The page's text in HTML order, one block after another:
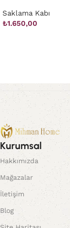
Saklama Kabı
₺1.650,00
Kurumsal
Hakkımızda
Mağazalar
İletişim
Blog